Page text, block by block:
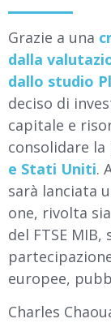
Grazie a una
dalla
dallo studio
deciso di
capitale e
consolidare
e Stati Uniti.
sarà lanciata
one, rivolta
del FTSE
europee,
Charles